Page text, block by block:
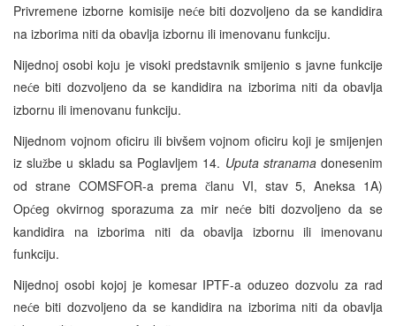
Privremene izborne komisije neće biti dozvoljeno da se kandidira
na izborima niti da obavlja izbornu ili imenovanu funkciju.
Nijednoj osobi koju je visoki predstavnik smijenio s javne funkcije
neće biti dozvoljeno da se kandidira na izborima niti da obavlja
izbornu ili imenovanu funkciju.
Nijednom vojnom oficiru ili bivšem vojnom oficiru koji je smijenjen
iz službe u skladu sa Poglavljem 14. Uputa stranamadonesenim
od strane COMSFOR-a premačlanu VI, stav 5, Aneksa 1A)
Općeg okvirnog sporazuma za mir neće biti dozvoljeno da se
kandidira na izborima niti da obavlja izbornu ili imenovanu
funkciju.
Nijednoj osobi kojoj je komesar IPTF-a oduzeo dozvolu za rad
neće biti dozvoljeno da se kandidira na izborima niti da obavlja